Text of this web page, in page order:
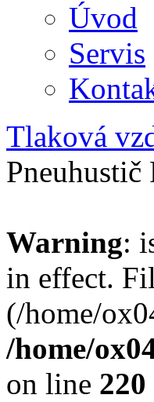
Úvod
Servis
Tlaková
Warning:
in effect.
(/home/
/home/
on line 220